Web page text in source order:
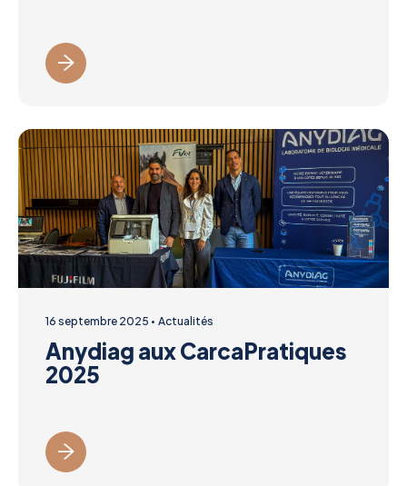
16 septembre 2025 Actualités
Anydiag aux CarcaPratiques
2025